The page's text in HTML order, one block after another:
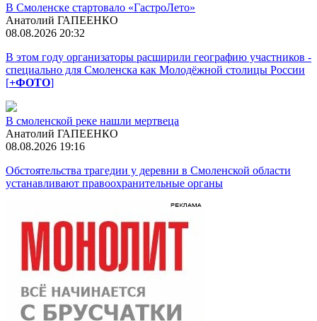
В Смоленске стартовало «ГастроЛето»
Анатолий ГАПЕЕНКО
08.08.2026 20:32
В этом году организаторы расширили географию участников -
специально для Смоленска как Молодёжной столицы России
[+ФОТО]
В смоленской реке нашли мертвеца
Анатолий ГАПЕЕНКО
08.08.2026 19:16
Обстоятельства трагедии у деревни в Смоленской области
устанавливают правоохранительные органы